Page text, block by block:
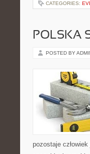
CATEGORIES:
POLSKA
POSTED BY
pozostaje